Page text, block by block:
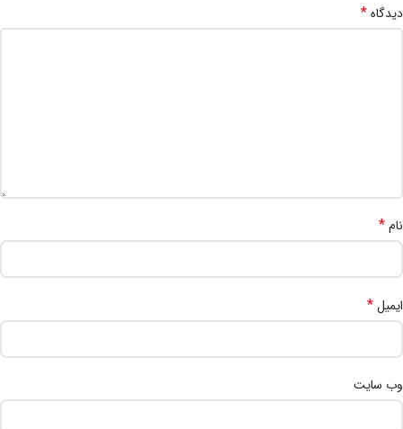
دیدگاه*
نام*
ایمیل*
وب‌ سایت